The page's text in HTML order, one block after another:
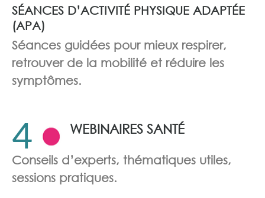
SÉANCES D’ACTIVITÉ PHYSIQUE ADAPTÉE
(APA)
Séances guidées pour mieux respirer,
retrouver de la mobilité et réduire les
symptômes.
4 WEBINAIRES SANTÉ
Conseils d’experts, thématiques utiles,
sessions pratiques.